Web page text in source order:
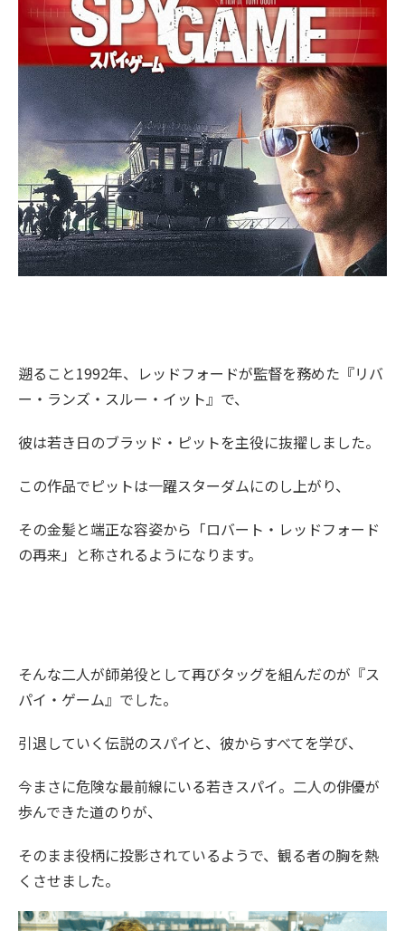
遡ること1992年、レッドフォードが監督を務めた『リバ
ー・ランズ・スルー・イット』で、
彼は若き日のブラッド・ピットを主役に抜擢しました。
この作品でピットは一躍スターダムにのし上がり、
その金髪と端正な容姿から「ロバート・レッドフォード
の再来」と称されるようになります。
そんな二人が師弟役として再びタッグを組んだのが『ス
パイ・ゲーム』でした。
引退していく伝説のスパイと、彼からすべてを学び、
今まさに危険な最前線にいる若きスパイ。二人の俳優が
歩んできた道のりが、
そのまま役柄に投影されているようで、観る者の胸を熱
くさせました。